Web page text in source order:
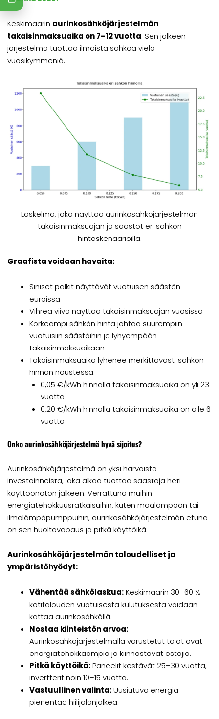
Keskimäärin aurinkosähköjärjestelmän
takaisinmaksuaika on 7–12 vuotta. Sen jälkeen
järjestelmä tuottaa ilmaista sähköä vielä
vuosikymmeniä.
Laskelma, joka näyttää aurinkosähköjärjestelmän
takaisinmaksuajan ja säästöt eri sähkön
hintaskenaarioilla.
Graafista voidaan havaita:
Siniset palkit näyttävät vuotuisen säästön
euroissa
Vihreä viiva näyttää takaisinmaksuajan vuosissa
Korkeampi sähkön hinta johtaa suurempiin
vuotuisiin säästöihin ja lyhyempään
takaisinmaksuaikaan
Takaisinmaksuaika lyhenee merkittävästi sähkön
hinnan noustessa:
0,05 €/kWh hinnalla takaisinmaksuaika on yli 23
vuotta
0,20 €/kWh hinnalla takaisinmaksuaika on alle 6
vuotta
Onko aurinkosähköjärjestelmä hyvä sijoitus?
Aurinkosähköjärjestelmä on yksi harvoista
investoinneista, joka alkaa tuottaa säästöjä heti
käyttöönoton jälkeen. Verrattuna muihin
energiatehokkuusratkaisuihin, kuten maalämpöön tai
ilmalämpöpumppuihin, aurinkosähköjärjestelmän etuna
on sen huoltovapaus ja pitkä käyttöikä.
Aurinkosähköjärjestelmän taloudelliset ja
ympäristöhyödyt:
Vähentää sähkölaskua:Keskimäärin 30–60 %
kotitalouden vuotuisesta kulutuksesta voidaan
kattaa aurinkosähköllä.
Nostaa kiinteistön arvoa:
Aurinkosähköjärjestelmällä varustetut talot ovat
energiatehokkaampia ja kiinnostavat ostajia.
Pitkä käyttöikä:Paneelit kestävät 25–30 vuotta,
invertterit noin 10–15 vuotta.
Vastuullinen valinta:Uusiutuva energia
pienentää hiilijalanjälkeä.